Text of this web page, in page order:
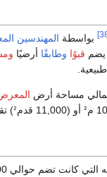
بواسطة المهندسين
يضم قبوًا وطابقًا أرضيًا
كانت تضم حوالي 100,000 قطعة.